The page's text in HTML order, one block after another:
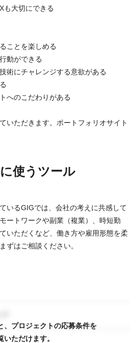
も大切にできる
ことを楽しめる
動ができる
術にチャレンジする意欲がある
へのこだわりがある
いただきます。ポートフォリオサイト
使うツール
いるGIGでは、会社の考えに共感して
ートワークや副業（複業）、時短勤
いただくなど、働き方や雇用形態を柔
ずはご相談ください。
、プロジェクトの応募条件を
いただけます。